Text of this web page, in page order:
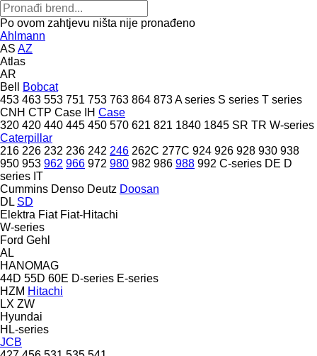
Po ovom zahtjevu ništa nije pronađeno
Ahlmann
AS AZ
Atlas
AR
Bell
Bobcat
453 463 553 751 753 763 864 873A series S series T series
CNH CTP Case IH Case
320 420 440 445 450 570 621 821 1840 1845 SR TR W-series
Caterpillar
216 226 232 236 242 246 262C 277C 924 926 928 930 938
950 953 962 966 972 980 982 986 988 992 C-series DE D
series IT
Cummins Denso Deutz Doosan
DL SD
Elektra Fiat Fiat-Hitachi
W-series
Ford Gehl
AL
HANOMAG
44D 55D 60E D-series E-series
HZM Hitachi
LX ZW
Hyundai
HL-series
JCB